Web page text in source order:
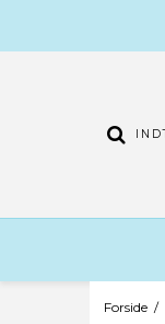
Forside /